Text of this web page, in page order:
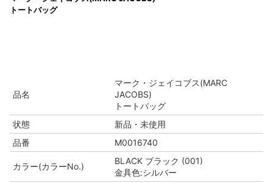
トートバッグ
品名
マーク・ジェイコブス(MARC
JACOBS)
トートバッグ
状態
新品・未使用
品番
M0016740
カラー(カラーNo.)
BLACK ブラック (001)
金具色:シルバー